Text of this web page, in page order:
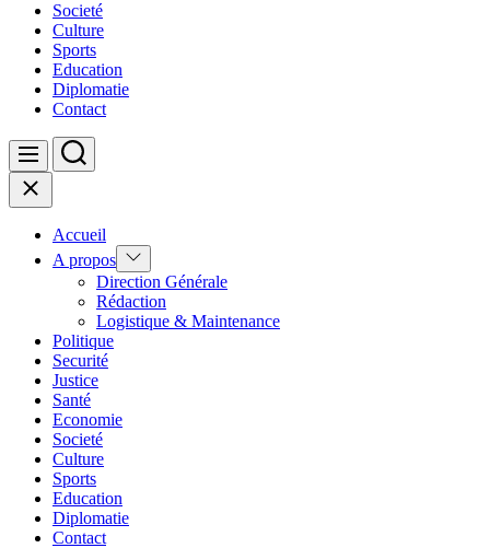
Societé
Culture
Sports
Education
Diplomatie
Contact
Menu Search
Close
Accueil
A propos Show
sub
menu
Direction Générale
Rédaction
Logistique & Maintenance
Politique
Securité
Justice
Santé
Economie
Societé
Culture
Sports
Education
Diplomatie
Contact